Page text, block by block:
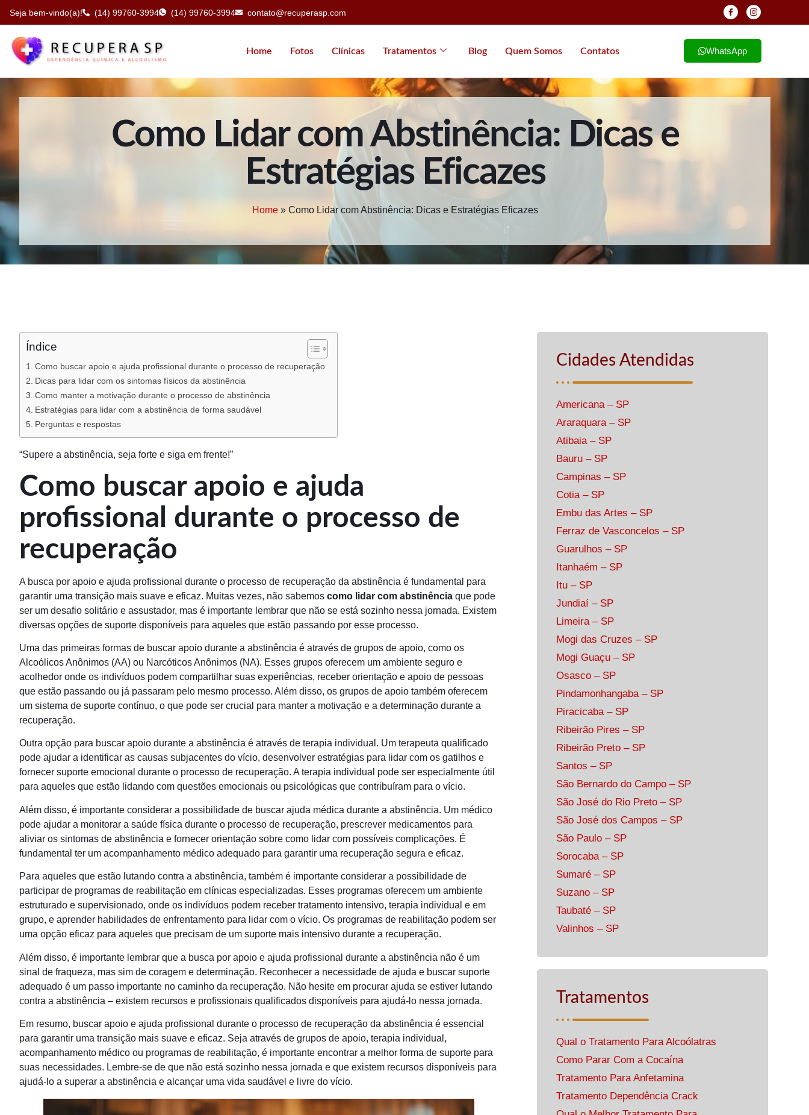
Seja bem-vindo(a)! (14) 99760-3994 (14) 99760-3994 contato@recuperasp.com
Home Fotos Clínicas Tratamentos Blog Quem Somos Contatos WhatsApp
Como Lidar com Abstinência: Dicas e
Estratégias Eficazes
Home» Como Lidar com Abstinência: Dicas e Estratégias Eficazes
Índice
Como buscar apoio e ajuda profissional durante o processo de recuperação
Dicas para lidar com os sintomas físicos da abstinência
Como manter a motivação durante o processo de abstinência
Estratégias para lidar com a abstinência de forma saudável
Perguntas e respostas
“Supere a abstinência, seja forte e siga em frente!”
Como buscar apoio e ajuda
profissional durante o processo de
recuperação
A busca por apoio e ajuda profissional durante o processo de recuperação da abstinência é fundamental para
garantir uma transição mais suave e eficaz. Muitas vezes, não sabemos como lidar com abstinência que pode
ser um desafio solitário e assustador, mas é importante lembrar que não se está sozinho nessa jornada. Existem
diversas opções de suporte disponíveis para aqueles que estão passando por esse processo.
Uma das primeiras formas de buscar apoio durante a abstinência é através de grupos de apoio, como os
Alcoólicos Anônimos (AA) ou Narcóticos Anônimos (NA). Esses grupos oferecem um ambiente seguro e
acolhedor onde os indivíduos podem compartilhar suas experiências, receber orientação e apoio de pessoas
que estão passando ou já passaram pelo mesmo processo. Além disso, os grupos de apoio também oferecem
um sistema de suporte contínuo, o que pode ser crucial para manter a motivação e a determinação durante a
recuperação.
Outra opção para buscar apoio durante a abstinência é através de terapia individual. Um terapeuta qualificado
pode ajudar a identificar as causas subjacentes do vício, desenvolver estratégias para lidar com os gatilhos e
fornecer suporte emocional durante o processo de recuperação. A terapia individual pode ser especialmente útil
para aqueles que estão lidando com questões emocionais ou psicológicas que contribuíram para o vício.
Além disso, é importante considerar a possibilidade de buscar ajuda médica durante a abstinência. Um médico
pode ajudar a monitorar a saúde física durante o processo de recuperação, prescrever medicamentos para
aliviar os sintomas de abstinência e fornecer orientação sobre como lidar com possíveis complicações. É
fundamental ter um acompanhamento médico adequado para garantir uma recuperação segura e eficaz.
Para aqueles que estão lutando contra a abstinência, também é importante considerar a possibilidade de
participar de programas de reabilitação em clínicas especializadas. Esses programas oferecem um ambiente
estruturado e supervisionado, onde os indivíduos podem receber tratamento intensivo, terapia individual e em
grupo, e aprender habilidades de enfrentamento para lidar com o vício. Os programas de reabilitação podem ser
uma opção eficaz para aqueles que precisam de um suporte mais intensivo durante a recuperação.
Além disso, é importante lembrar que a busca por apoio e ajuda profissional durante a abstinência não é um
sinal de fraqueza, mas sim de coragem e determinação. Reconhecer a necessidade de ajuda e buscar suporte
adequado é um passo importante no caminho da recuperação. Não hesite em procurar ajuda se estiver lutando
contra a abstinência – existem recursos e profissionais qualificados disponíveis para ajudá-lo nessa jornada.
Em resumo, buscar apoio e ajuda profissional durante o processo de recuperação da abstinência é essencial
para garantir uma transição mais suave e eficaz. Seja através de grupos de apoio, terapia individual,
acompanhamento médico ou programas de reabilitação, é importante encontrar a melhor forma de suporte para
suas necessidades. Lembre-se de que não está sozinho nessa jornada e que existem recursos disponíveis para
ajudá-lo a superar a abstinência e alcançar uma vida saudável e livre do vício.
Cidades Atendidas
Americana – SP
Araraquara – SP
Atibaia – SP
Bauru – SP
Campinas – SP
Cotia – SP
Embu das Artes – SP
Ferraz de Vasconcelos – SP
Guarulhos – SP
Itanhaém – SP
Itu – SP
Jundiaí – SP
Limeira – SP
Mogi das Cruzes – SP
Mogi Guaçu – SP
Osasco – SP
Pindamonhangaba – SP
Piracicaba – SP
Ribeirão Pires – SP
Ribeirão Preto – SP
Santos – SP
São Bernardo do Campo – SP
São José do Rio Preto – SP
São José dos Campos – SP
São Paulo – SP
Sorocaba – SP
Sumaré – SP
Suzano – SP
Taubaté – SP
Valinhos – SP
Tratamentos
Qual o Tratamento Para Alcoólatras
Como Parar Com a Cocaína
Tratamento Para Anfetamina
Tratamento Dependência Crack